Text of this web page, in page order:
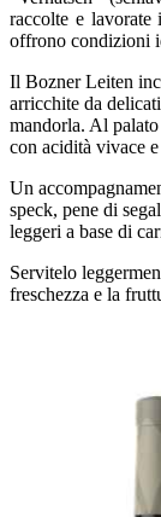
raccolte e
offrono condizioni
Il Bozner Leiten
arricchite da
mandorla. Al
con acidità vivace
Un
speck, pene di
leggeri a base di
Servitelo
freschezza e la